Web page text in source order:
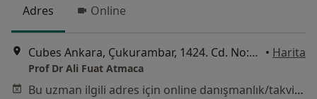
Adres Online
Cubes Ankara, Çukurambar, 1424. Cd. No:6 B Blok, Kat:20, D:361, Ankara • Harita
Prof Dr Ali Fuat Atmaca
Bu uzman ilgili adres için online danışmanlık/takvim sunmuyor.